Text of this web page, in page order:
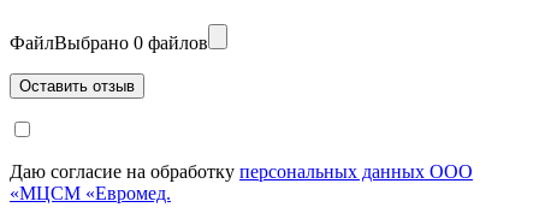
ФайлВыбрано 0 файлов
Даю согласие на обработку персональных данных ООО
«МЦСМ «Евромед.